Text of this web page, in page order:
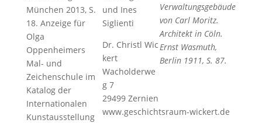
Verwaltungsgebäude
von Carl Moritz.
Architekt in Cöln.
Ernst Wasmuth,
Berlin 1911, S. 87.
München 2013, S.
18. Anzeige für
Olga
Oppenheimers
Mal- und
Zeichenschule im
Katalog der
Internationalen
Kunstausstellung
und Ines
Siglienti
Dr. Christl Wic
kert
Wacholderwe
g 7
29499 Zernien
www.geschichtsraum-wickert.de